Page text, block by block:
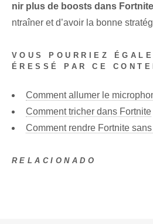
nir plus de boosts dans Fortnite
ntraîner et d’avoir la bonne
VOUS POURRIEZ
ÉRESSÉ PAR CE
Comment allumer le
Comment tricher dans Fortnite
Comment rendre Fortnite
RELACIONADO